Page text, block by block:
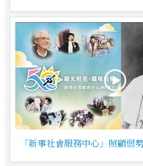
「新事社會服務中心」照顧弱